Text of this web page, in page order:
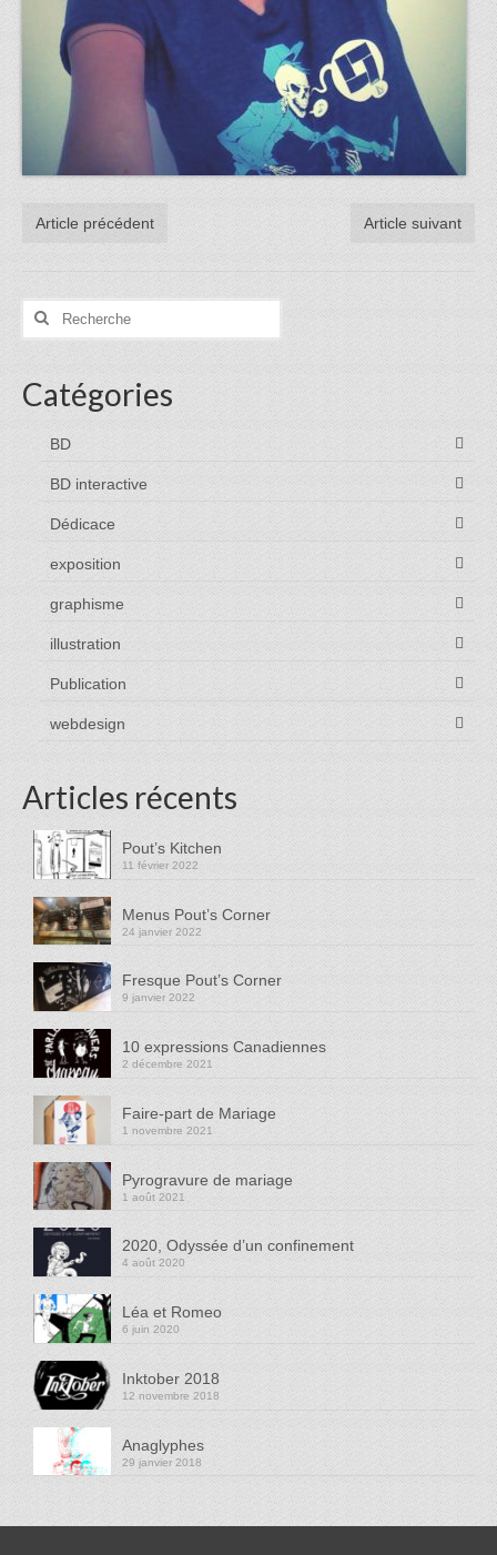
Article précédent Article suivant
Rechercher
Catégories
BD
BD interactive
Dédicace
exposition
graphisme
illustration
Publication
webdesign
Articles récents
Pout’s Kitchen
11 février 2022
Menus Pout’s Corner
24 janvier 2022
Fresque Pout’s Corner
9 janvier 2022
10 expressions Canadiennes
2 décembre 2021
Faire-part de Mariage
1 novembre 2021
Pyrogravure de mariage
1 août 2021
2020, Odyssée d’un confinement
4 août 2020
Léa et Romeo
6 juin 2020
Inktober 2018
12 novembre 2018
Anaglyphes
29 janvier 2018